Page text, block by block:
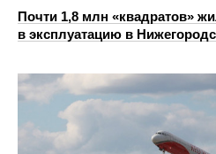
Почти 1,8 млн «квадратов»
в эксплуатацию в